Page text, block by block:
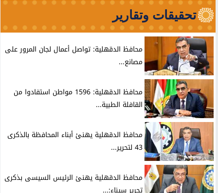
تحقيقات وتقارير
محافظ الدقهلية: تواصل أعمال لجان المرور على
مصانع...
محافظ الدقهلية: 1596 مواطن استفادوا من
القافلة الطبية...
محافظ الدقهلية يهنئ أبناء المحافظة بالذكرى
43 لتحرير...
محافظ الدقهلية يهنئ الرئيس السيسى بذكرى
تحرير سيناء:...